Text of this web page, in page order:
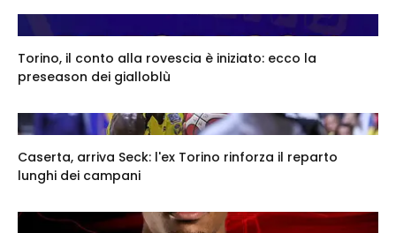
Torino, il conto alla rovescia è iniziato: ecco la
preseason dei gialloblù
Caserta, arriva Seck: l'ex Torino rinforza il reparto
lunghi dei campani